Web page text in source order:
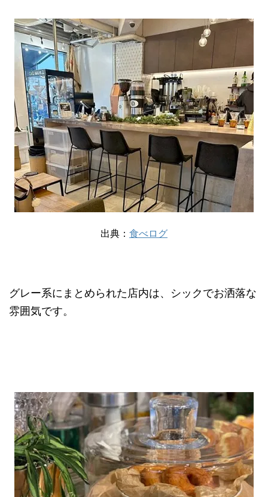
出典： 食べログ
グレー系にまとめられた店内は、シックでお洒落な
雰囲気です。